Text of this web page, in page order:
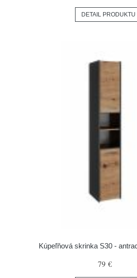
DETAIL PRODUKTU
Kúpeľňová skrinka S30 -
79 €